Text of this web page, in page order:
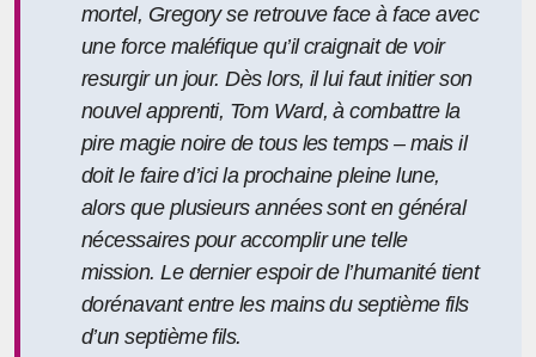
mortel, Gregory se retrouve face à face avec
une force maléfique qu’il craignait de voir
resurgir un jour. Dès lors, il lui faut initier son
nouvel apprenti, Tom Ward, à combattre la
pire magie noire de tous les temps – mais il
doit le faire d’ici la prochaine pleine lune,
alors que plusieurs années sont en général
nécessaires pour accomplir une telle
mission. Le dernier espoir de l’humanité tient
dorénavant entre les mains du septième fils
d’un septième fils.